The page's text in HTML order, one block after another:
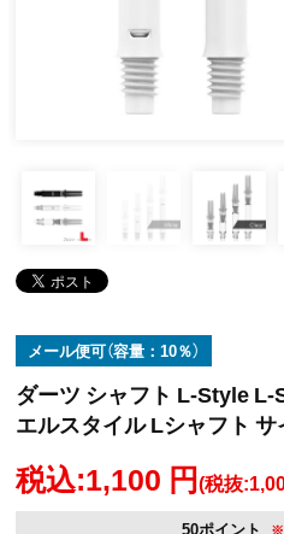
メール便可（容量：10％）
ダーツ シャフト L-Style
エルスタイル Lシャフト
税込:1,100 円(税抜
50ポイント ※